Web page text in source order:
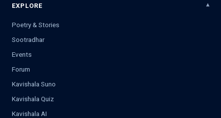
EXPLORE
Poetry & Stories
Sootradhar
Events
Forum
Kavishala Suno
Kavishala Quiz
Kavishala AI